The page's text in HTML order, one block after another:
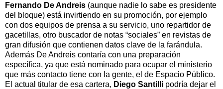
Fernando De Andreis (aunque nadie lo sabe es presidente
del bloque) está invirtiendo en su promoción, por ejemplo
con dos equipos de prensa a su servicio, uno repartidor de
gacetillas, otro buscador de notas “sociales” en revistas de
gran difusión que contienen datos clave de la farándula.
Además De Andreis contaría con una preparación
específica, ya que está nominado para ocupar el ministerio
que más contacto tiene con la gente, el de Espacio Público.
El actual titular de esa cartera, Diego Santilli podría dejar el